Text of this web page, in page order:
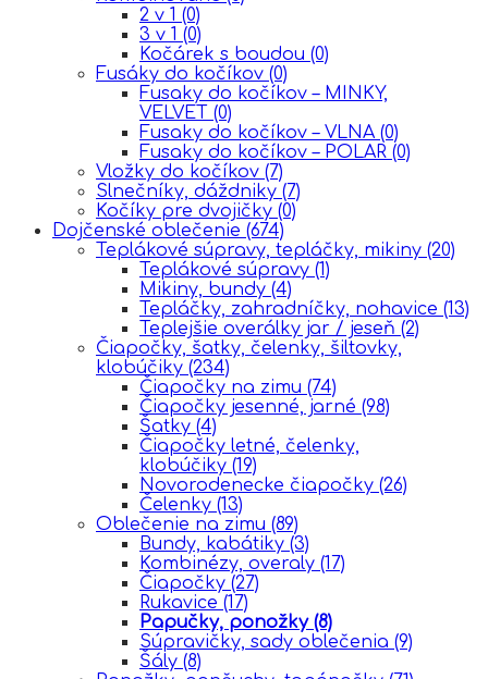
2 v 1 (0)
3 v 1 (0)
Kočárek s boudou (0)
Fusáky do kočíkov (0)
Fusaky do kočíkov – MINKY,
VELVET (0)
Fusaky do kočíkov – VLNA (0)
Fusaky do kočíkov – POLAR (0)
Vložky do kočíkov (7)
Slnečníky, dáždniky (7)
Kočíky pre dvojičky (0)
Dojčenské oblečenie (674)
Teplákové súpravy, tepláčky, mikiny (20)
Teplákové súpravy (1)
Mikiny, bundy (4)
Tepláčky, zahradníčky, nohavice (13)
Teplejšie overálky jar / jeseň (2)
Čiapočky, šatky, čelenky, šiltovky,
klobúčiky (234)
Čiapočky na zimu (74)
Čiapočky jesenné, jarné (98)
Šatky (4)
Čiapočky letné, čelenky,
klobúčiky (19)
Novorodenecke čiapočky (26)
Čelenky (13)
Oblečenie na zimu (89)
Bundy, kabátiky (3)
Kombinézy, overaly (17)
Čiapočky (27)
Rukavice (17)
Papučky, ponožky (8)
Súpravičky, sady oblečenia (9)
Šály (8)